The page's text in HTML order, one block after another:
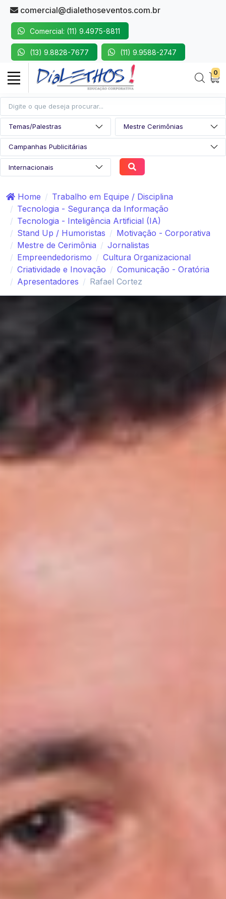
comercial@dialethoseventos.com.br
Comercial: (11) 9.4975-8811
(13) 9.8828-7677 (11) 9.9588-2747
0
Home
Trabalho em Equipe / Disciplina
Tecnologia - Segurança da Informação
Tecnologia - Inteligência Artificial (IA)
Stand Up / Humoristas
Motivação - Corporativa
Mestre de Cerimônia
Jornalistas
Empreendedorismo
Cultura Organizacional
Criatividade e Inovação
Comunicação - Oratória
Apresentadores
Rafael Cortez